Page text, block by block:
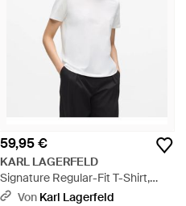
59,95 €
KARL LAGERFELD
Signature Regular-Fit T-Shirt,
Damen, Größe - Weiß
Von Karl Lagerfeld